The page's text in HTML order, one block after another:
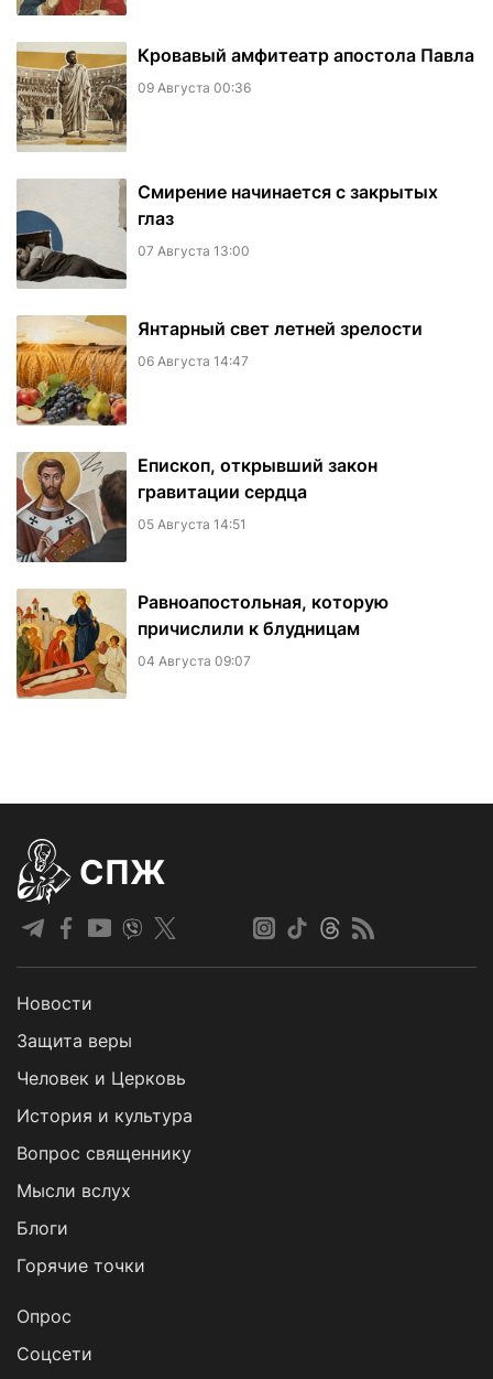
​Кровавый амфитеатр апостола Павла
09 Августа 00:36
Смирение начинается с закрытых
глаз
07 Августа 13:00
Янтарный свет летней зрелости
06 Августа 14:47
Епископ, открывший закон
гравитации сердца
05 Августа 14:51
Равноапостольная, которую
причислили к блудницам
04 Августа 09:07
СПЖ
Новости
Защита веры
Человек и Церковь
История и культура
Вопрос священнику
Мысли вслух
Блоги
Горячие точки
Опрос
Cоцсети